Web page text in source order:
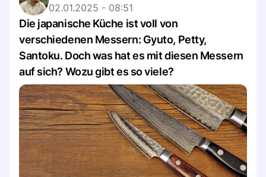
02.01.2025 - 08:51
Die japanische Küche ist voll von
verschiedenen Messern: Gyuto, Petty,
Santoku. Doch was hat es mit diesen Messern
auf sich? Wozu gibt es so viele?